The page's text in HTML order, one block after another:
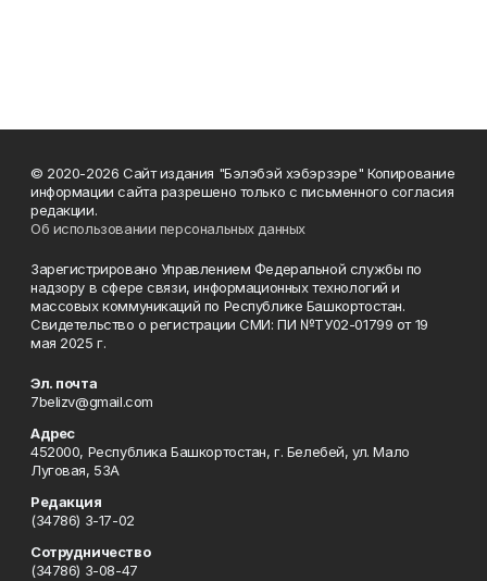
© 2020-2026 Сайт издания "Бэлэбэй хэбэрзэре" Копирование
информации сайта разрешено только с письменного согласия
редакции.
Об использовании персональных данных
Зарегистрировано Управлением Федеральной службы по
надзору в сфере связи, информационных технологий и
массовых коммуникаций по Республике Башкортостан.
Свидетельство о регистрации СМИ: ПИ №ТУ02-01799 от 19
мая 2025 г.
Эл. почта
7belizv@gmail.com
Адрес
452000, Республика Башкортостан, г. Белебей, ул. Мало
Луговая, 53А
Редакция
(34786) 3-17-02
Сотрудничество
(34786) 3-08-47